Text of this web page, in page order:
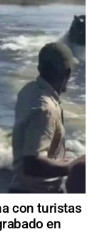
con turistas
en